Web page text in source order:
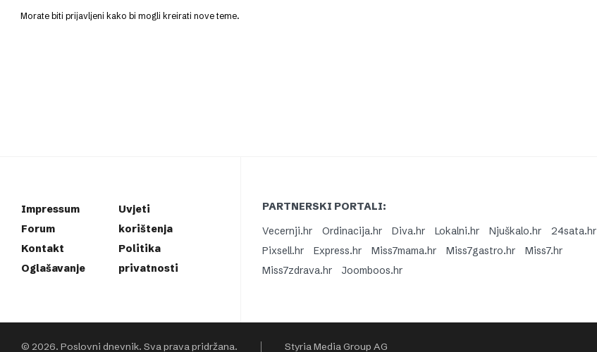
Morate biti prijavljeni kako bi mogli kreirati nove teme.
Impressum
Forum
Kontakt
Oglašavanje
Uvjeti
korištenja
Politika
privatnosti
PARTNERSKI PORTALI:
Vecernji.hr
Ordinacija.hr Diva.hr Lokalni.hr Njuškalo.hr
24sata.hr
Pixsell.hr
Express.hr Miss7mama.hr Miss7gastro.hr
Miss7.hr
Miss7zdrava.hr
Joomboos.hr
© 2026. Poslovni dnevnik. Sva prava pridržana. Styria Media Group AG